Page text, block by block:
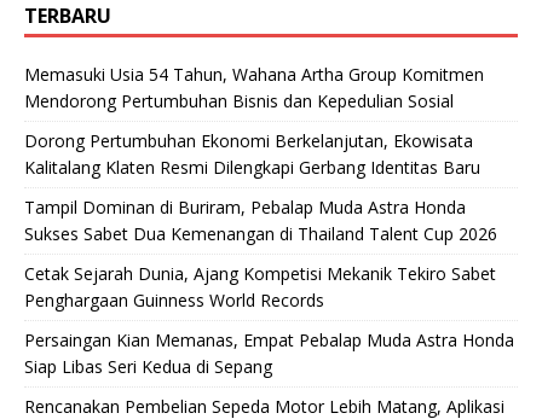
TERBARU
Memasuki Usia 54 Tahun, Wahana Artha Group Komitmen
Mendorong Pertumbuhan Bisnis dan Kepedulian Sosial
Dorong Pertumbuhan Ekonomi Berkelanjutan, Ekowisata
Kalitalang Klaten Resmi Dilengkapi Gerbang Identitas Baru
Tampil Dominan di Buriram, Pebalap Muda Astra Honda
Sukses Sabet Dua Kemenangan di Thailand Talent Cup 2026
Cetak Sejarah Dunia, Ajang Kompetisi Mekanik Tekiro Sabet
Penghargaan Guinness World Records
Persaingan Kian Memanas, Empat Pebalap Muda Astra Honda
Siap Libas Seri Kedua di Sepang
Rencanakan Pembelian Sepeda Motor Lebih Matang, Aplikasi